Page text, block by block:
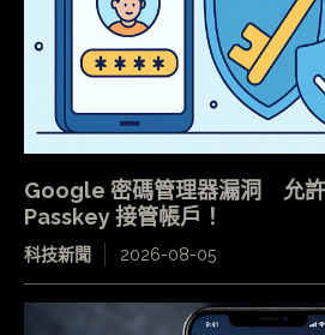
Google 密碼管理器漏洞 允
Passkey 接管帳戶！
科技新聞 2026-08-05